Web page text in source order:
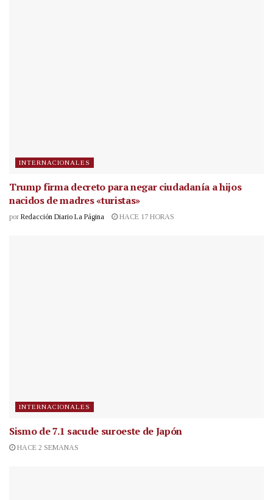
INTERNACIONALES
Trump firma decreto para negar ciudadanía a hijos
nacidos de madres «turistas»
por Redacción Diario La Página HACE 17 HORAS
INTERNACIONALES
Sismo de 7.1 sacude suroeste de Japón
HACE 2 SEMANAS